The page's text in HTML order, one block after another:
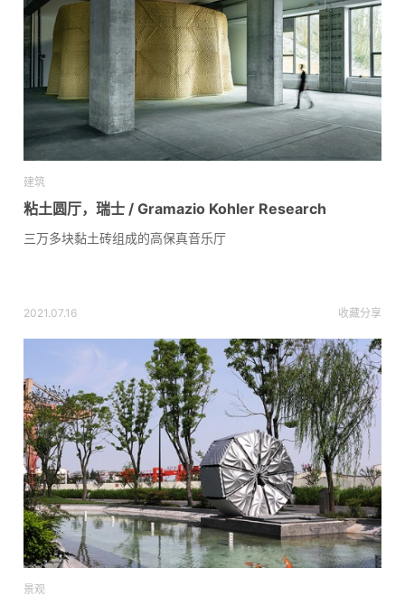
建筑
粘土圆厅，瑞士 / Gramazio Kohler Research
三万多块黏土砖组成的高保真音乐厅
2021.07.16 收藏分享
景观